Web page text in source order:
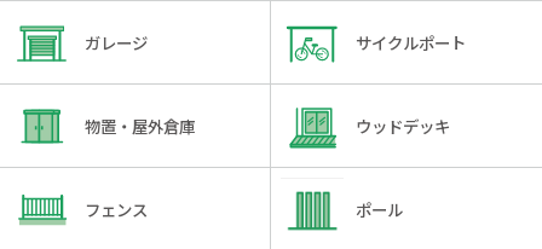
ガレージ サイクルポート
物置・屋外倉庫 ウッドデッキ
フェンス ポール